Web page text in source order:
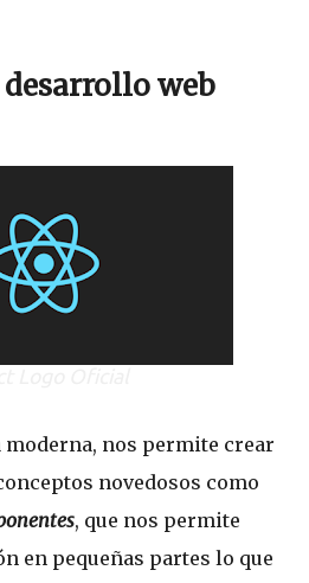
web
nos permite crear
novedosos como
, que nos permite
en pequeñas partes lo que